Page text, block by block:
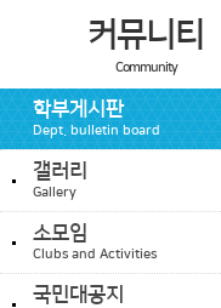
커뮤니티
Community
학부게시판
Dept. bulletin board
갤러리
Gallery
소모임
Clubs and Activities
국민대공지